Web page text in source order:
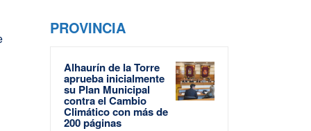
PROVINCIA
Alhaurín de la Torre
aprueba inicialmente
su Plan Municipal
contra el Cambio
Climático con más de
200 páginas